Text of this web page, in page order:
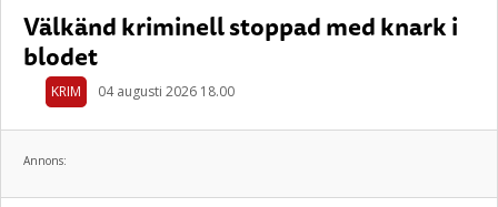
Välkänd kriminell stoppad med knark i
blodet
KRIM 04 augusti 2026 18.00
Annons: